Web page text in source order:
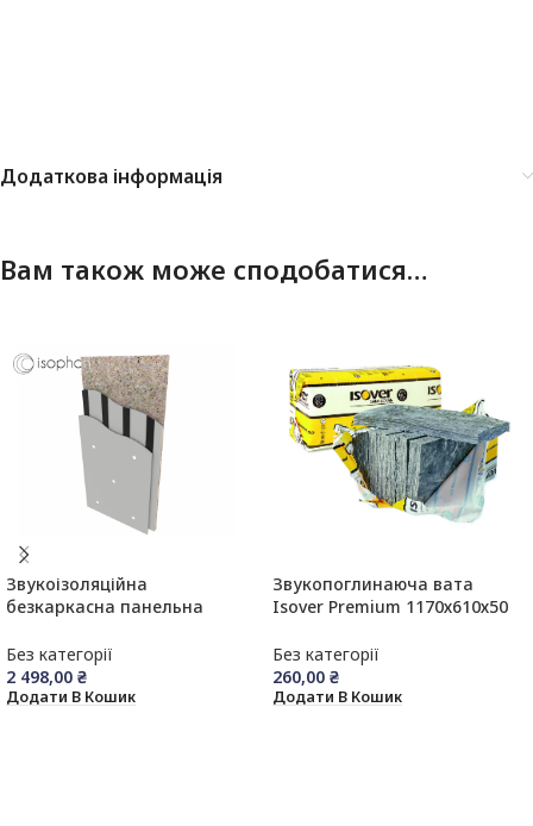
Додаткова інформація
Вам також може сподобатися…
Звукоізоляційна
безкаркасна панельна
42мм
Без категорії
2 498,00 ₴
Додати В Кошик
Звукопоглинаюча вата
Isover Premium 1170х610х50
Без категорії
260,00 ₴
Додати В Кошик